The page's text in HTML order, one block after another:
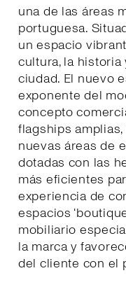
una de las áreas
portuguesa.
un espacio
cultura, la
ciudad. El nuevo
exponente del
concepto
flagships
nuevas áreas de
dotadas con las
más eficientes
experiencia de
espacios
mobiliario
la marca y
del cliente con el